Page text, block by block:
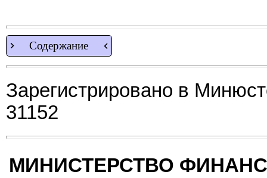
Содержание
Зарегистрировано в
31152
МИНИСТЕРСТВО